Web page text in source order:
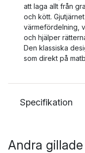
att laga allt från
och kött.
värmefördelning,
och hjälper
Den klassiska
som direkt på
Specifikation
Andra gillade